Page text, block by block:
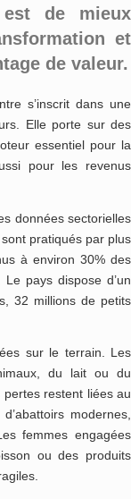
est de mieux
et
de valeur.
s’inscrit dans une
Elle porte sur des
essentiel pour la
pour les revenus
données sectorielles
pratiqués par plus
à environ 30% des
pays dispose d’un
32 millions de petits
sur le terrain. Les
du lait ou du
restent liées au
modernes,
femmes engagées
ou des produits